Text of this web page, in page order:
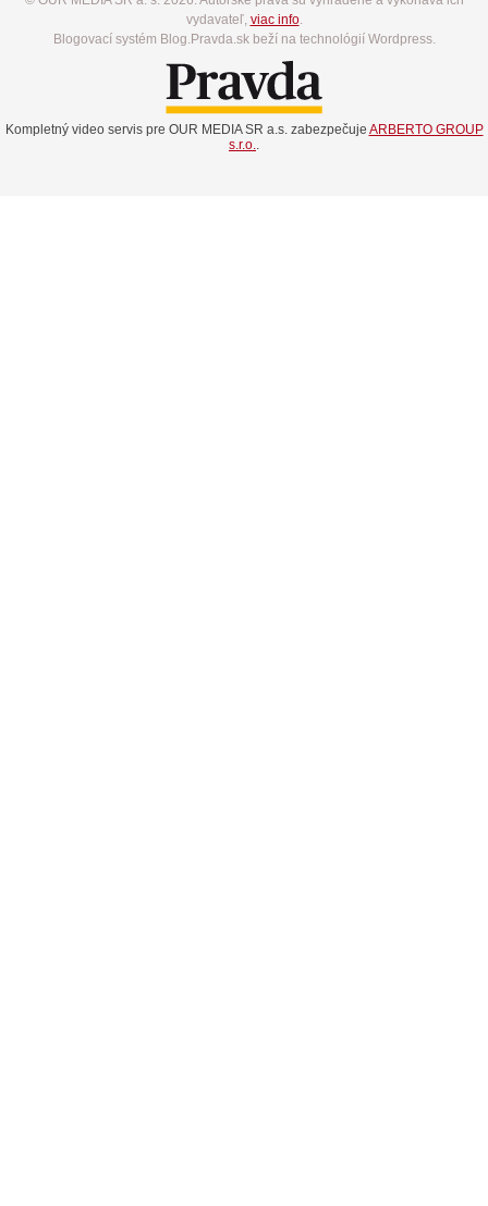
vydavateľ, viac info.
Blogovací systém Blog.Pravda.sk beží na technológií Wordpress.
Kompletný video servis pre OUR MEDIA SR a.s. zabezpečuje ARBERTO GROUP
s.r.o..